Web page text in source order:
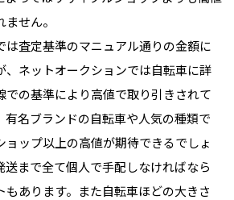
せん。
は査定基準のマニュアル通りの金額に
、ネットオークションでは自転車に詳
での基準により高値で取り引きされて
有名ブランドの自転車や人気の種類で
ョップ以上の高値が期待できるでしょ
送まで全て個人で手配しなければなら
もあります。また自転車ほどの大きさ